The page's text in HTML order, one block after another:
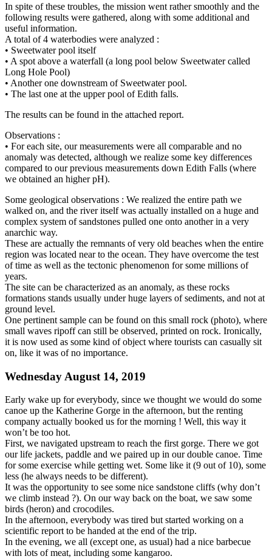
In spite of these troubles, the mission went rather smoothly and the
following results were gathered, along with some additional and
useful information.
A total of 4 waterbodies were analyzed :
• Sweetwater pool itself
• A spot above a waterfall (a long pool below Sweetwater called
Long Hole Pool)
• Another one downstream of Sweetwater pool.
• The last one at the upper pool of Edith falls.
The results can be found in the attached report.
Observations :
• For each site, our measurements were all comparable and no
anomaly was detected, although we realize some key differences
compared to our previous measurements down Edith Falls (where
we obtained an higher pH).
Some geological observations : We realized the entire path we
walked on, and the river itself was actually installed on a huge and
complex system of sandstones pulled one onto another in a very
anarchic way.
These are actually the remnants of very old beaches when the entire
region was located near to the ocean. They have overcome the test
of time as well as the tectonic phenomenon for some millions of
years.
The site can be characterized as an anomaly, as these rocks
formations stands usually under huge layers of sediments, and not at
ground level.
One pertinent sample can be found on this small rock (photo), where
small waves ripoff can still be observed, printed on rock. Ironically,
it is now used as some kind of object where tourists can casually sit
on, like it was of no importance.
Wednesday August 14, 2019
Early wake up for everybody, since we thought we would do some
canoe up the Katherine Gorge in the afternoon, but the renting
company actually booked us for the morning ! Well, this way it
won’t be too hot.
First, we navigated upstream to reach the first gorge. There we got
our life jackets, paddle and we paired up in our double canoe. Time
for some exercise while getting wet. Some like it (9 out of 10), some
less (he always needs to be different).
It was the opportunity to see some nice sandstone cliffs (why don’t
we climb instead ?). On our way back on the boat, we saw some
birds (heron) and crocodiles.
In the afternoon, everybody was tired but started working on a
scientific report to be handed at the end of the trip.
In the evening, we all (except one, as usual) had a nice barbecue
with lots of meat, including some kangaroo.